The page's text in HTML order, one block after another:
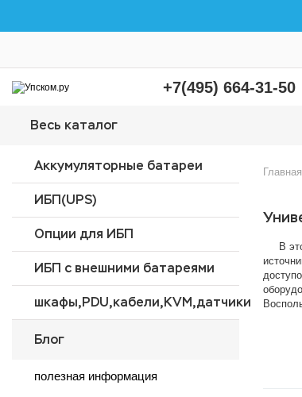
+7(495) 664-31-50
Весь каталог
Аккумуляторные батареи
ИБП(UPS)
Опции для ИБП
ИБП с внешними батареями
шкафы,PDU,кабели,KVM,датчики
Блог
полезная информация
Главная
В